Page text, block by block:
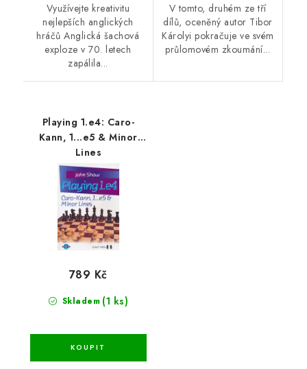
Využívejte kreativitu
nejlepších anglických
hráčů Anglická šachová
exploze v 70. letech
zapálila...
V tomto, druhém ze tří
dílů, oceněný autor Tibor
Károlyi pokračuje ve svém
průlomovém zkoumání...
Playing 1.e4: Caro-
Kann, 1...e5 & Minor
Lines
Skladem (1 ks)
789 Kč